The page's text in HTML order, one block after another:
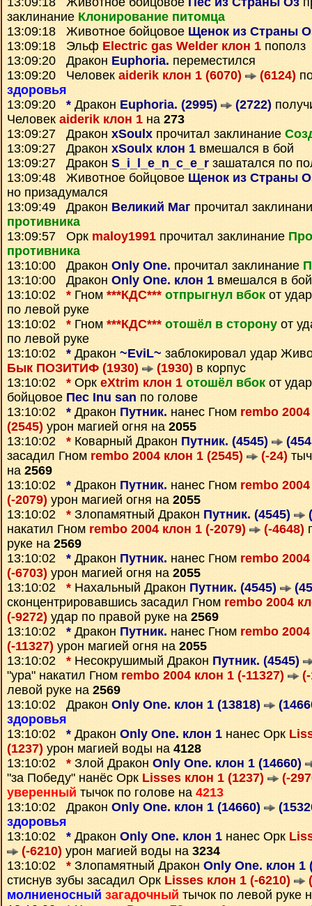
заклинание Клонирование питомца
13:09:18 Животное бойцовое Щенок из Страны
13:09:18 Эльф Electric gas Welder клон 1 пополз
13:09:20 Дракон Euphoria. переместился
13:09:20 Человек aiderik клон 1 (6070) (6124)
здоровья
13:09:20 * Дракон Euphoria. (2995) (2722)
Человек aiderik клон 1 на 273
13:09:27 Дракон xSoulx прочитал заклинание
13:09:27 Дракон xSoulx клон 1 вмешался в бой
13:09:27 Дракон S_i_l_e_n_c_e_r зашатался по
13:09:48 Животное бойцовое Щенок из Страны
но призадумался
13:09:49 Дракон Великий Маг прочитал
противника
13:09:57 Орк maloy1991 прочитал заклинание
противника
13:10:00 Дракон Only One. прочитал заклинание
13:10:00 Дракон Only One. клон 1 вмешался в бой
13:10:02 * Гном ***КДС*** отпрыгнул вбок от
по левой руке
13:10:02 * Гном ***КДС*** отошёл в сторону от
по левой руке
13:10:02 * Дракон ~EviL~ заблокировал удар
Бык ПОЗИТИФ (1930)
(1930) в корпус
13:10:02 * Орк eXtrim клон 1 отошёл вбок от
бойцовое Пес Inu san по голове
13:10:02 * Дракон Путник. нанес Гном rembo
(2545) урон магией огня на 2055
13:10:02 * Коварный Дракон Путник. (4545)
засадил Гном rembo 2004 клон 1 (2545) (-24)
на 2569
13:10:02 * Дракон Путник. нанес Гном rembo
(-2079) урон магией огня на 2055
13:10:02 * Злопамятный Дракон Путник. (4545)
накатил Гном rembo 2004 клон 1 (-2079) (-4648)
руке на 2569
13:10:02 * Дракон Путник. нанес Гном rembo
(-6703) урон магией огня на 2055
13:10:02 * Нахальный Дракон Путник. (4545)
сконцентрировавшись засадил Гном rembo 2004
(-9272) удар по правой руке на 2569
13:10:02 * Дракон Путник. нанес Гном rembo
(-11327) урон магией огня на 2055
13:10:02 * Несокрушимый Дракон Путник. (4545)
"ура" накатил Гном rembo 2004 клон 1 (-11327)
левой руке на 2569
13:10:02 Дракон Only One. клон 1 (13818)
здоровья
13:10:02 * Дракон Only One. клон 1 нанес Орк
(1237) урон магией воды на 4128
13:10:02 * Злой Дракон Only One. клон 1 (14660)
"за Победу" нанёс Орк Lisses клон 1 (1237)
(-
уверенный тычок по голове на 4213
13:10:02 Дракон Only One. клон 1 (14660)
здоровья
13:10:02 * Дракон Only One. клон 1 нанес Орк
(-6210) урон магией воды на 3234
13:10:02 * Злопамятный Дракон Only One. клон 1
стиснув зубы засадил Орк Lisses клон 1 (-6210)
молниеносный загадочный тычок по левой руке